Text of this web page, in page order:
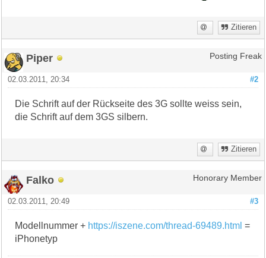
Zitieren
Piper Posting Freak
#2
02.03.2011, 20:34
Die Schrift auf der Rückseite des 3G sollte weiss sein,
die Schrift auf dem 3GS silbern.
Zitieren
Falko Honorary Member
#3
02.03.2011, 20:49
Modellnummer + https://iszene.com/thread-69489.html =
iPhonetyp